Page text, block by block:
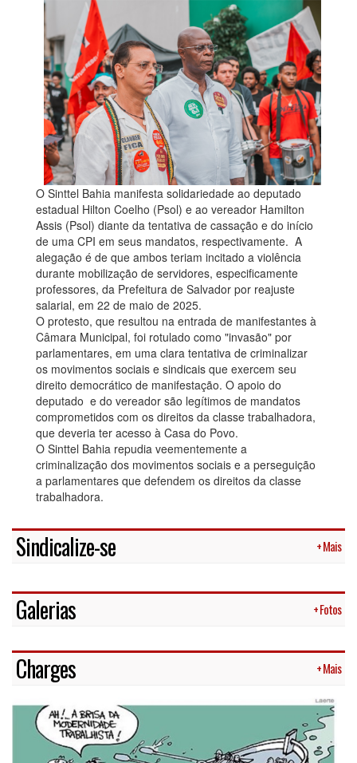
O Sinttel Bahia manifesta solidariedade ao deputado
estadual Hilton Coelho (Psol) e ao vereador Hamilton
Assis (Psol) diante da tentativa de cassação e do início
de uma CPI em seus mandatos, respectivamente. A
alegação é de que ambos teriam incitado a violência
durante mobilização de servidores, especificamente
professores, da Prefeitura de Salvador por reajuste
salarial, em 22 de maio de 2025.
O protesto, que resultou na entrada de manifestantes à
Câmara Municipal, foi rotulado como "invasão" por
parlamentares, em uma clara tentativa de criminalizar
os movimentos sociais e sindicais que exercem seu
direito democrático de manifestação. O apoio do
deputado e do vereador são legítimos de mandatos
comprometidos com os direitos da classe trabalhadora,
que deveria ter acesso à Casa do Povo.
O Sinttel Bahia repudia veementemente a
criminalização dos movimentos sociais e a perseguição
a parlamentares que defendem os direitos da classe
trabalhadora.
Sindicalize-se + Mais
Galerias + Fotos
Charges + Mais